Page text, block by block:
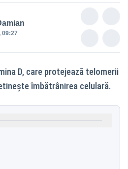
09:27
D, care protejează telomerii
îmbătrânirea celulară.